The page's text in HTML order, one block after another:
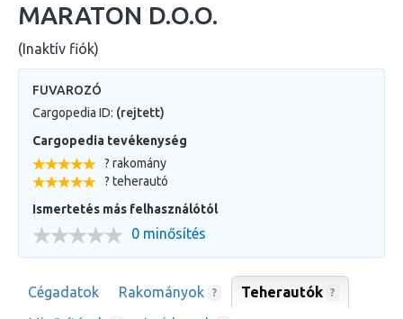
MARATON D.O.O.
(Inaktív fiók)
FUVAROZÓ
Cargopedia ID: (rejtett)
Cargopedia tevékenység
? rakomány
? teherautó
Ismertetés más felhasználótól
0 minősítés
Cégadatok Rakományok ? Teherautók ?